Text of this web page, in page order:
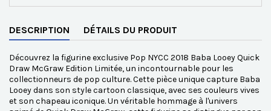
DESCRIPTION DÉTAILS DU PRODUIT
Découvrez la figurine exclusive Pop NYCC 2018 Baba Looey Quick
Draw McGraw Edition Limitée, un incontournable pour les
collectionneurs de pop culture. Cette pièce unique capture Baba
Looey dans son style cartoon classique, avec ses couleurs vives
et son chapeau iconique. Un véritable hommage à l'univers